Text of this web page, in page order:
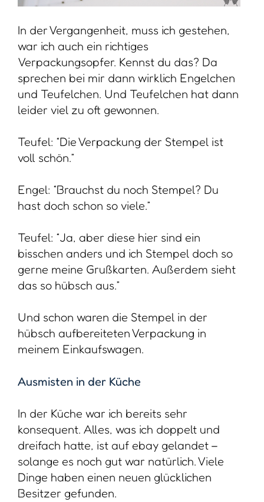
In der Vergangenheit, muss ich gestehen,
war ich auch ein richtiges
Verpackungsopfer. Kennst du das? Da
sprechen bei mir dann wirklich Engelchen
und Teufelchen. Und Teufelchen hat dann
leider viel zu oft gewonnen.
Teufel: “Die Verpackung der Stempel ist
voll schön.”
Engel: “Brauchst du noch Stempel? Du
hast doch schon so viele.”
Teufel: “Ja, aber diese hier sind ein
bisschen anders und ich Stempel doch so
gerne meine Grußkarten. Außerdem sieht
das so hübsch aus.”
Und schon waren die Stempel in der
hübsch aufbereiteten Verpackung in
meinem Einkaufswagen.
Ausmisten in der Küche
In der Küche war ich bereits sehr
konsequent. Alles, was ich doppelt und
dreifach hatte, ist auf ebay gelandet –
solange es noch gut war natürlich. Viele
Dinge haben einen neuen glücklichen
Besitzer gefunden.